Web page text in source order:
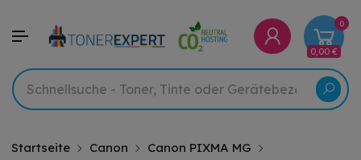
0
0,00 €
Startseite Canon
Canon PIXMA MG